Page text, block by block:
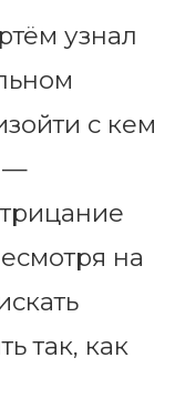
узнал
с кем
—
на
так, как